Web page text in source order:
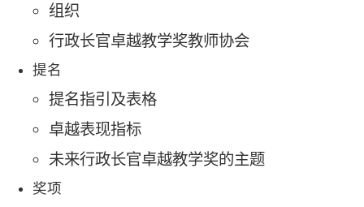
组织
行政长官卓越教学奖教师协会
提名
提名指引及表格
卓越表现指标
未来行政长官卓越教学奖的主题
奖项